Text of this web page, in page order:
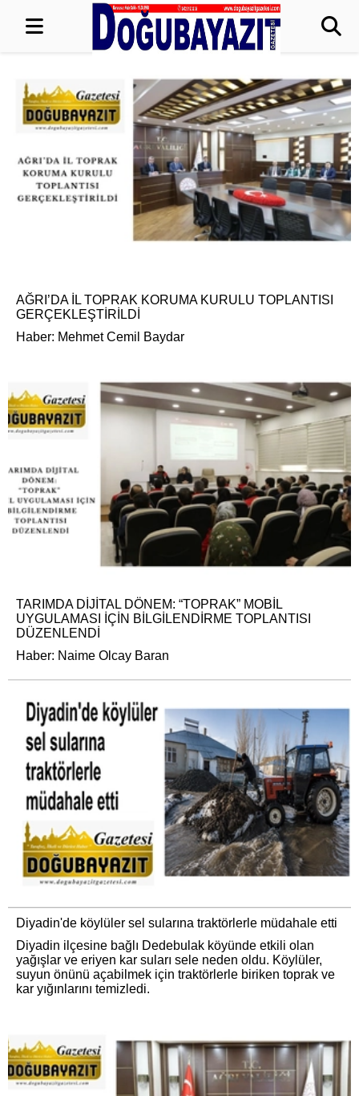
AĞRI’DA İL TOPRAK KORUMA KURULU TOPLANTISI
GERÇEKLEŞTİRİLDİ
Haber: Mehmet Cemil Baydar
TARIMDA DİJİTAL DÖNEM: “TOPRAK” MOBİL
UYGULAMASI İÇİN BİLGİLENDİRME TOPLANTISI
DÜZENLENDİ
Haber: Naime Olcay Baran
Diyadin'de köylüler sel sularına traktörlerle müdahale etti
Diyadin ilçesine bağlı Dedebulak köyünde etkili olan
yağışlar ve eriyen kar suları sele neden oldu. Köylüler,
suyun önünü açabilmek için traktörlerle biriken toprak ve
kar yığınlarını temizledi.